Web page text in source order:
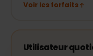
Voir les forfaits
Utilisateur